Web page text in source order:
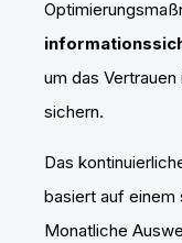
um das
sichern.
Das
basiert auf einem
Monatliche